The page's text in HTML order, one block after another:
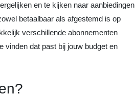
en te kijken naar aanbiedingen
betaalbaar als afgestemd is op
verschillende abonnementen
vinden dat past bij jouw budget en